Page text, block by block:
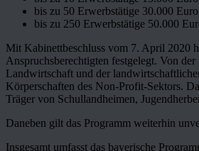
bis zu 50 Erwerbstätige 30.000
bis zu 250 Erwerbstätige 50.000
Mit Kabinettbeschluss vom 7. April 2020
Anspruchsberechtigten festgelegt. Von
Landwirtschaft und der
Körperschaften des Non-Profit-Sektors.
Träger von Schullandheimen,
Daneben gilt das Programm weiterhin
Insgesamt umfasst das bayerische